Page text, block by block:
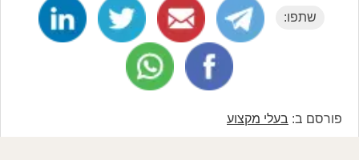
שתפו:
פורסם ב: בעלי מקצוע